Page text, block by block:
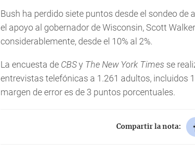
Bush ha perdido siete puntos desde el sondeo de
el apoyo al gobernador de Wisconsin, Scott
considerablemente, desde el 10% al 2%.
La encuesta de CBSy The New York Times se
entrevistas telefónicas a 1.261 adultos, incluidos
margen de error es de 3 puntos porcentuales.
Compartir la nota: